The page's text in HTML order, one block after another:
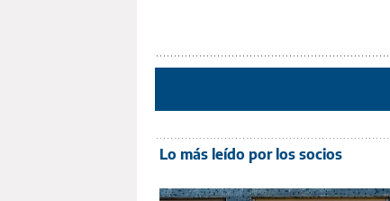
Lo más leído por los socios